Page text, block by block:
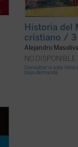
Historia del
cristiano / 3
Alejandro
NO DISPONIBLE
Consultar si este libro
bajo demanda